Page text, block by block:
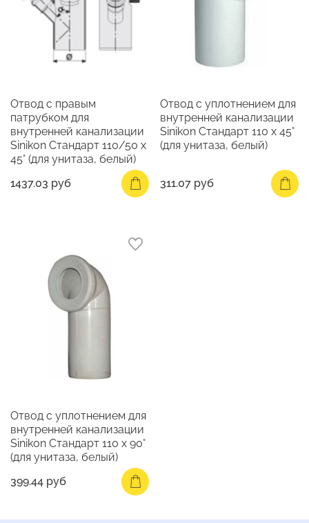
Отвод с правым
патрубком для
внутренней канализации
Sinikon Стандарт 110/50 х
45° (для унитаза, белый)
1437.03 руб
Отвод с уплотнением для
внутренней канализации
Sinikon Стандарт 110 х 45°
(для унитаза, белый)
311.07 руб
Отвод с уплотнением для
внутренней канализации
Sinikon Стандарт 110 х 90°
(для унитаза, белый)
399.44 руб